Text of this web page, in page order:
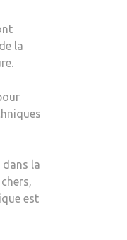
la
dans la
est